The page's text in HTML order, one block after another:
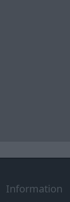
Information